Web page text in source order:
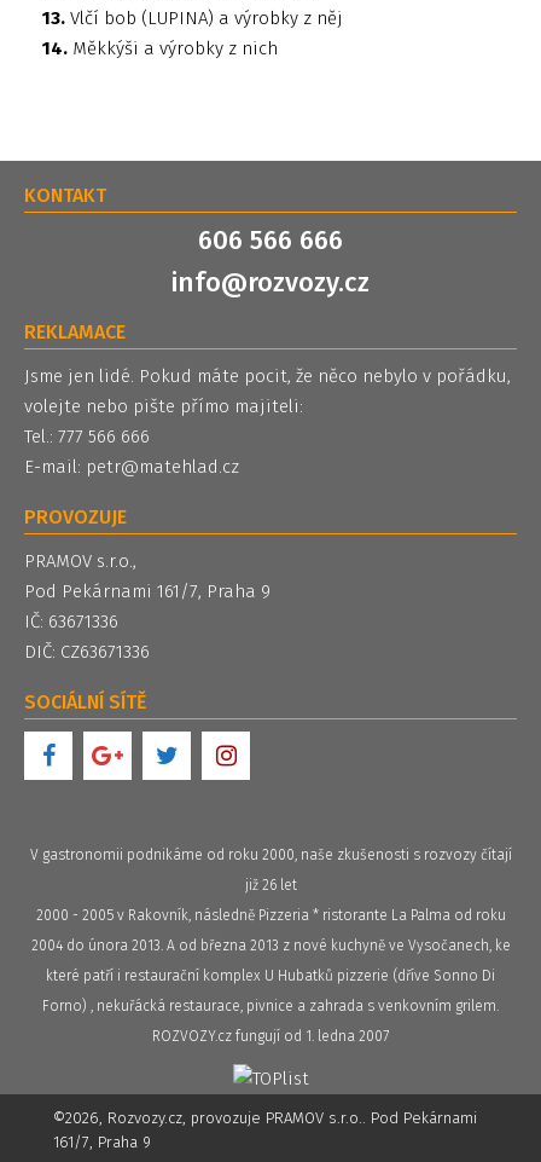
13. Vlčí bob (LUPINA) a výrobky z něj
14. Měkkýši a výrobky z nich
KONTAKT
606 566 666
info@rozvozy.cz
REKLAMACE
Jsme jen lidé. Pokud máte pocit, že něco nebylo v pořádku,
volejte nebo pište přímo majiteli:
Tel.: 777 566 666
E-mail: petr@matehlad.cz
PROVOZUJE
PRAMOV s.r.o.,
Pod Pekárnami 161/7, Praha 9
IČ: 63671336
DIČ: CZ63671336
SOCIÁLNÍ SÍTĚ
V gastronomii podnikáme od roku 2000, naše zkušenosti s rozvozy čítají
již 26 let
2000 - 2005 v Rakovník, následně Pizzeria * ristorante La Palma od roku
2004 do února 2013. A od března 2013 z nové kuchyně ve Vysočanech, ke
které patří i restaurační komplex U Hubatků pizzerie (dříve Sonno Di
Forno) , nekuřácká restaurace, pivnice a zahrada s venkovním grilem.
ROZVOZY.cz fungují od 1. ledna 2007
©2026, Rozvozy.cz, provozuje PRAMOV s.r.o.. Pod Pekárnami
161/7, Praha 9